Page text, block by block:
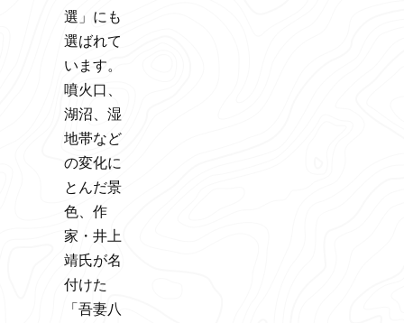
選」にも
選ばれて
います。
噴火口、
湖沼、湿
地帯など
の変化に
とんだ景
色、作
家・井上
靖氏が名
付けた
「吾妻八